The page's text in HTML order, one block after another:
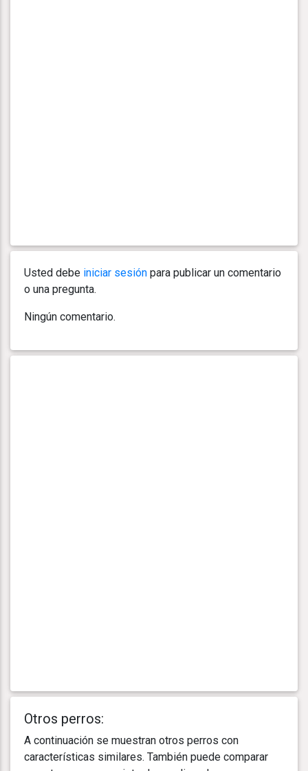
Usted debe iniciar sesión para publicar un comentario
o una pregunta.
Ningún comentario.
Otros perros:
A continuación se muestran otros perros con
características similares. También puede comparar